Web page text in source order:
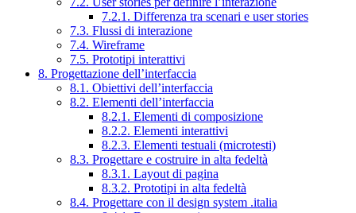
7.2.1. Differenza tra scenari e user stories
7.3. Flussi di interazione
7.4. Wireframe
7.5. Prototipi interattivi
8. Progettazione dell’interfaccia
8.1. Obiettivi dell’interfaccia
8.2. Elementi dell’interfaccia
8.2.1. Elementi di composizione
8.2.2. Elementi interattivi
8.2.3. Elementi testuali (microtesti)
8.3. Progettare e costruire in alta fedeltà
8.3.1. Layout di pagina
8.3.2. Prototipi in alta fedeltà
8.4. Progettare con il design system .italia